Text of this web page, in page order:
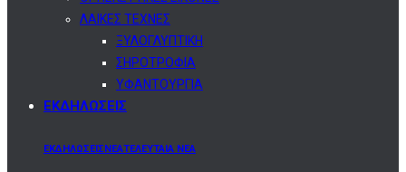
ΛΑΙΚΕΣ ΤΕΧΝΕΣ
ΞΥΛΟΓΛΥΠΤΙΚΗ
ΣΗΡΟΤΡΟΦΙΑ
ΥΦΑΝΤΟΥΡΓΙΑ
ΕΚΔΗΛΩΣΕΙΣ
ΕΚΔΗΛΩΣΕΙΣΝΕΑΤΕΛΕΥΤΑΙΑ ΝΕΑ